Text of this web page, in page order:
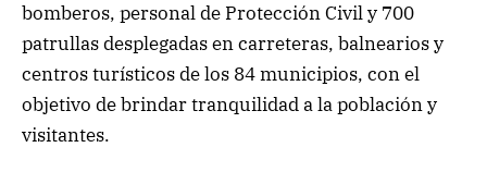
bomberos, personal de Protección Civil y 700
patrullas desplegadas en carreteras, balnearios y
centros turísticos de los 84 municipios, con el
objetivo de brindar tranquilidad a la población y
visitantes.